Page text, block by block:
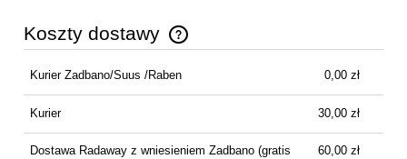
Koszty dostawy
Cena nie zawiera ewentualnych kosztów płatności
Kurier Zadbano/Suus /Raben 0,00 zł
Kurier 30,00 zł
Dostawa Radaway z wniesieniem Zadbano(gratis
60,00 zł